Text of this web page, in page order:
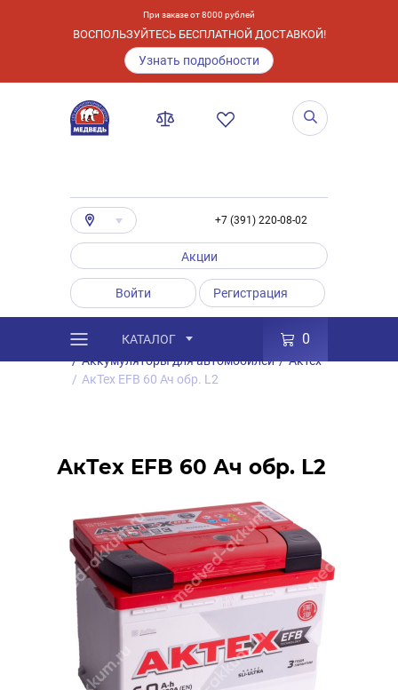
При заказе от 8000 рублей
ВОСПОЛЬЗУЙТЕСЬ БЕСПЛАТНОЙ ДОСТАВКОЙ!
Узнать подробности
+7 (391) 220-08-02
Акции
Войти Регистрация
КАТАЛОГ 0
Каталог / Товары
Аккумуляторы
/ Аккумуляторы для автомобилей / Актех
/ АкТех EFB 60 Ач обр. L2
АкТех EFB 60 Ач обр. L2